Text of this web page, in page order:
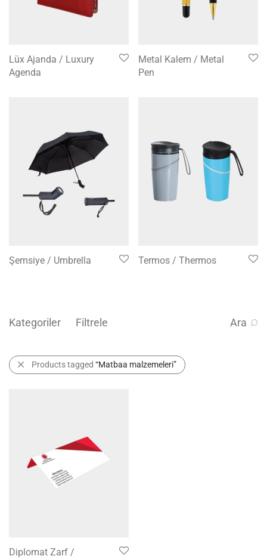
Lüx Ajanda / Luxury
Agenda
Metal Kalem / Metal
Pen
Şemsiye / Umbrella Termos / Thermos
Kategoriler Filtrele Ara
Products tagged “Matbaa malzemeleri”
Diplomat Zarf /